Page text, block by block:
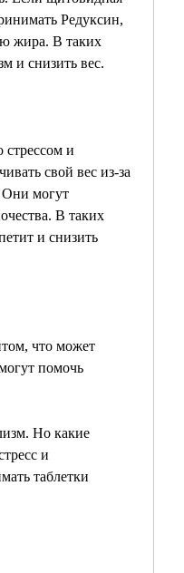
Редуксин,
жира. В таких
и снизить вес.
стрессом и
свой вес из-за
Они могут
В таких
и снизить
что может
помочь
Но какие
и
таблетки